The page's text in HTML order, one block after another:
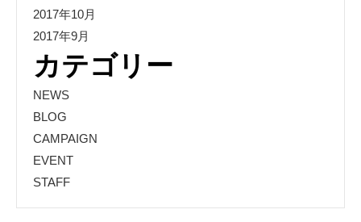
2017年10月
2017年9月
カテゴリー
NEWS
BLOG
CAMPAIGN
EVENT
STAFF